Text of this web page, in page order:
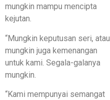
mungkin mampu mencipta
kejutan.
“Mungkin keputusan seri, atau
mungkin juga kemenangan
untuk kami. Segala-galanya
mungkin.
“Kami mempunyai semangat